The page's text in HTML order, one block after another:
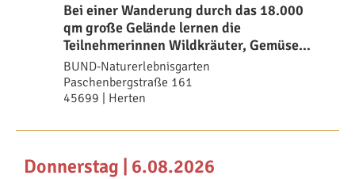
Bei einer Wanderung durch das 18.000
qm große Gelände lernen die
Teilnehmerinnen Wildkräuter, Gemüse
und Obst kennen, die
BUND-Naturerlebnisgarten
Paschenbergstraße 161
45699 | Herten
Donnerstag | 6.08.2026